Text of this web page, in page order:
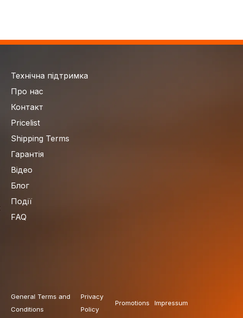
Технічна підтримка
Про нас
Контакт
Pricelist
Shipping Terms
Гарантія
Відео
Блог
Події
FAQ
General Terms and
Conditions
Privacy
Policy
Promotions Impressum